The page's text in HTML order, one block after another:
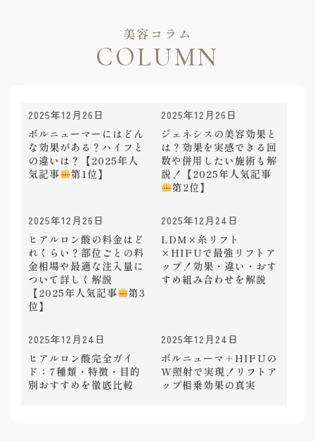
美容コラム
2025年12月26日
ボルニューマーにはどん
な効果がある？ハイフと
の違いは？【2025年人
気記事
第1位】
2025年12月26日
ジェネシスの美容効果と
は？効果を実感できる回
数や併用したい施術も解
説！【2025年人気記事
第2位】
2025年12月26日
ヒアルロン酸の料金はど
れくらい？部位ごとの料
金相場や最適な注入量に
ついて詳しく解説
【2025年人気記事
第3
位】
2025年12月24日
LDM×糸リフト
×HIFUで最強リフトア
ップ！効果・違い・おす
すめ組み合わせを解説
2025年12月24日
ヒアルロン酸完全ガイ
ド：7種類・特徴・目的
別おすすめを徹底比較
2025年12月24日
ボルニューマ＋HIFUの
W照射で実現！リフトア
ップ相乗効果の真実